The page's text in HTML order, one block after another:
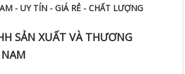
- UY TÍN - GIÁ RẺ - CHẤT LƯỢNG
SẢN XUẤT VÀ THƯƠNG